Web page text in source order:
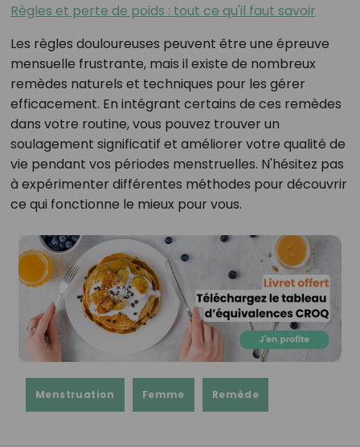
Règles et perte de poids : tout ce qu'il faut savoir
Les règles douloureuses peuvent être une épreuve
mensuelle frustrante, mais il existe de nombreux
remèdes naturels et techniques pour les gérer
efficacement. En intégrant certains de ces remèdes
dans votre routine, vous pouvez trouver un
soulagement significatif et améliorer votre qualité de
vie pendant vos périodes menstruelles. N'hésitez pas
à expérimenter différentes méthodes pour découvrir
ce qui fonctionne le mieux pour vous.
Menstruation Femme Remède